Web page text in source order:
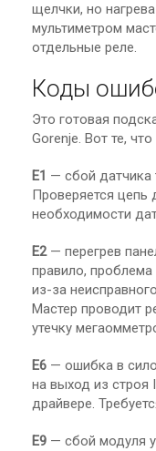
щелчки, но
мультиметром
отдельные реле.
Коды
Это готовая
Gorenje. Вот те,
E1 — сбой датчика
Проверяется цепь
необходимости
E2— перегрев
правило,
из-за
Мастер проводит
утечку
E6 — ошибка в
на выход из строя
драйвере.
E9 — сбой модуля